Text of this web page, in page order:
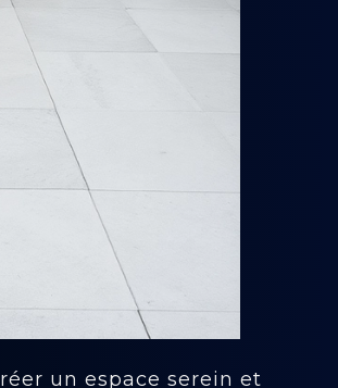
un espace serein et